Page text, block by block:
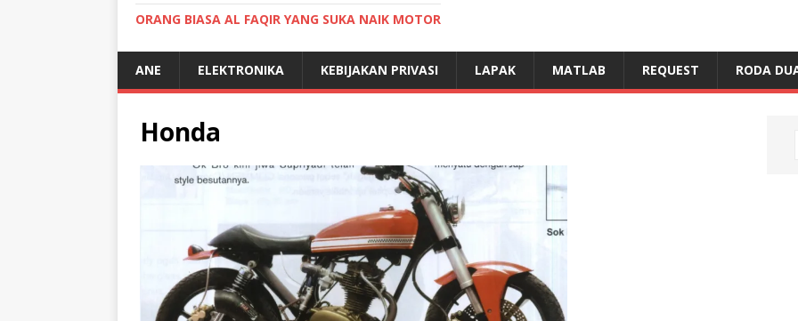
ORANG BIASA AL FAQIR YANG SUKA NAIK MOTOR
ANE ELEKTRONIKA KEBIJAKAN PRIVASI LAPAK MATLAB REQUEST RODA
Honda